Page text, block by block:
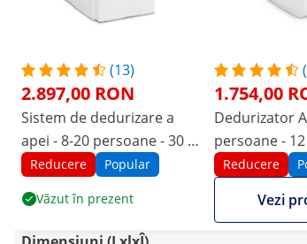
(13)
2.897,00 RON
Sistem de dedurizare a
apei - 8-20 persoane - 30 L
- 2,4-4,0 m³/h
Reducere Popular
Văzut în prezent
1.754,00
Dedurizator
persoane - 12
m³/h
Reducere
Vezi